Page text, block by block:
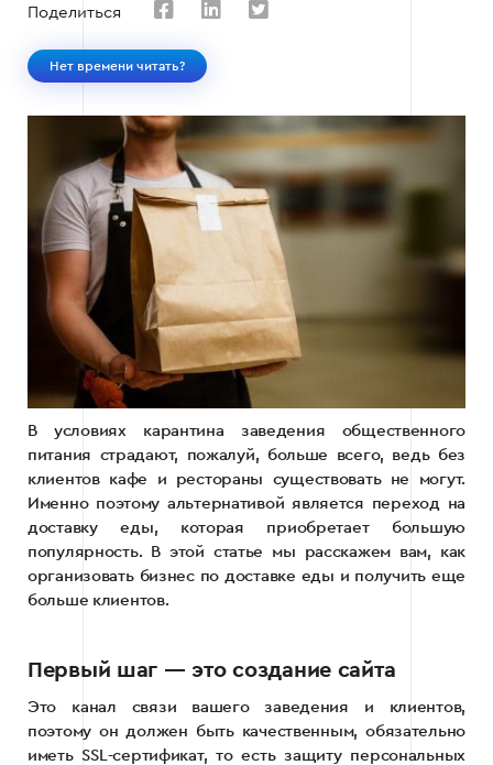
Поделиться
Нет времени читать?
В условиях карантина заведения общественного
питания страдают, пожалуй, больше всего, ведь без
клиентов кафе и рестораны существовать не могут.
Именно поэтому альтернативой является переход на
доставку еды, которая приобретает большую
популярность. В этой статье мы расскажем вам, как
организовать бизнес по доставке еды и получить еще
больше клиентов.
Первый шаг — это создание сайта
Это канал связи вашего заведения и клиентов,
поэтому он должен быть качественным, обязательно
иметь SSL-сертификат, то есть защиту персональных